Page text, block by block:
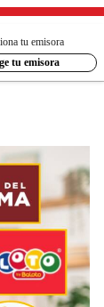
tu emisora
tu emisora